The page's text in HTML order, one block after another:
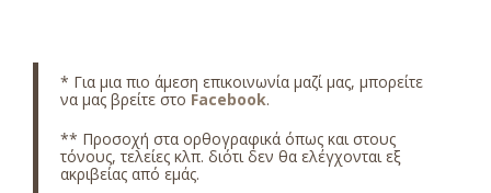
* Για μια πιο άμεση επικοινωνία μαζί μας, μπορείτε
να μας βρείτε στο Facebook.
** Προσοχή στα ορθογραφικά όπως και στους
τόνους, τελείες κλπ. διότι δεν θα ελέγχονται εξ
ακριβείας από εμάς.